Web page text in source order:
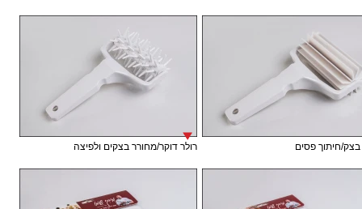
בצק/חיתוך פסים רולר דוקר/מחורר בצקים ולפיצה